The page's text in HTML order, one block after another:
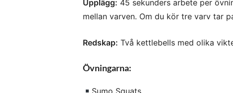
Upplägg: 45 sekunders arbete per
mellan varven. Om du kör tre varv tar
Redskap: Två kettlebells med olika
Övningarna:
Sumo Squats